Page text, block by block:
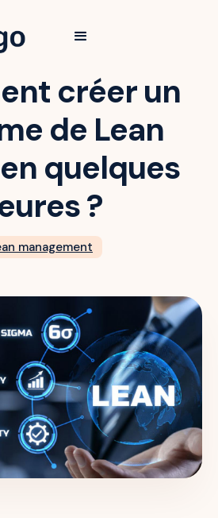
créer un
de Lean
quelques
?
management